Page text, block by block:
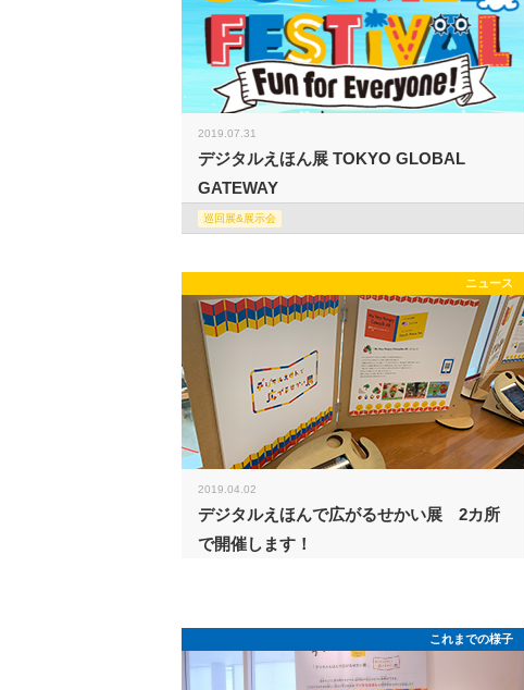
2019.07.31
デジタルえほん展 TOKYO GLOBAL
GATEWAY
巡回展&展示会
ニュース
2019.04.02
デジタルえほんで広がるせかい展 2カ所
で開催します！
これまでの様子